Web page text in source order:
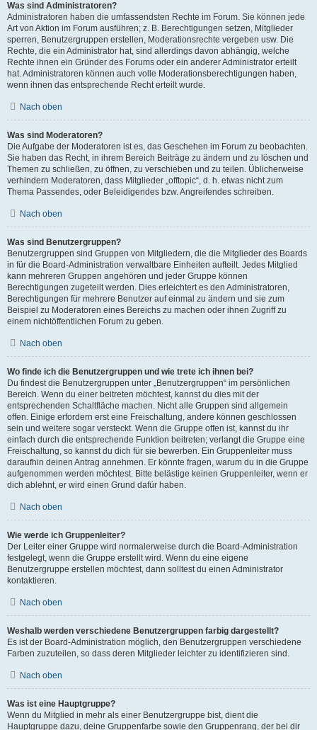
Was sind Administratoren?
Administratoren haben die umfassendsten Rechte im Forum. Sie können jede
Art von Aktion im Forum ausführen; z. B. Berechtigungen setzen, Mitglieder
sperren, Benutzergruppen erstellen, Moderationsrechte vergeben usw. Die
Rechte, die ein Administrator hat, sind allerdings davon abhängig, welche
Rechte ihnen ein Gründer des Forums oder ein anderer Administrator erteilt
hat. Administratoren können auch volle Moderationsberechtigungen haben,
wenn ihnen das entsprechende Recht erteilt wurde.
Nach oben
Was sind Moderatoren?
Die Aufgabe der Moderatoren ist es, das Geschehen im Forum zu beobachten.
Sie haben das Recht, in ihrem Bereich Beiträge zu ändern und zu löschen und
Themen zu schließen, zu öffnen, zu verschieben und zu teilen. Üblicherweise
verhindern Moderatoren, dass Mitglieder „offtopic“, d. h. etwas nicht zum
Thema Passendes, oder Beleidigendes bzw. Angreifendes schreiben.
Nach oben
Was sind Benutzergruppen?
Benutzergruppen sind Gruppen von Mitgliedern, die die Mitglieder des Boards
in für die Board-Administration verwaltbare Einheiten aufteilt. Jedes Mitglied
kann mehreren Gruppen angehören und jeder Gruppe können
Berechtigungen zugeteilt werden. Dies erleichtert es den Administratoren,
Berechtigungen für mehrere Benutzer auf einmal zu ändern und sie zum
Beispiel zu Moderatoren eines Bereichs zu machen oder ihnen Zugriff zu
einem nichtöffentlichen Forum zu geben.
Nach oben
Wo finde ich die Benutzergruppen und wie trete ich ihnen bei?
Du findest die Benutzergruppen unter „Benutzergruppen“ im persönlichen
Bereich. Wenn du einer beitreten möchtest, kannst du dies mit der
entsprechenden Schaltfläche machen. Nicht alle Gruppen sind allgemein
offen. Einige erfordern erst eine Freischaltung, andere können geschlossen
sein und weitere sogar versteckt. Wenn die Gruppe offen ist, kannst du ihr
einfach durch die entsprechende Funktion beitreten; verlangt die Gruppe eine
Freischaltung, so kannst du dich für sie bewerben. Ein Gruppenleiter muss
daraufhin deinen Antrag annehmen. Er könnte fragen, warum du in die Gruppe
aufgenommen werden möchtest. Bitte belästige keinen Gruppenleiter, wenn er
dich ablehnt, er wird einen Grund dafür haben.
Nach oben
Wie werde ich Gruppenleiter?
Der Leiter einer Gruppe wird normalerweise durch die Board-Administration
festgelegt, wenn die Gruppe erstellt wird. Wenn du eine eigene
Benutzergruppe erstellen möchtest, dann solltest du einen Administrator
kontaktieren.
Nach oben
Weshalb werden verschiedene Benutzergruppen farbig dargestellt?
Es ist der Board-Administration möglich, den Benutzergruppen verschiedene
Farben zuzuteilen, so dass deren Mitglieder leichter zu identifizieren sind.
Nach oben
Was ist eine Hauptgruppe?
Wenn du Mitglied in mehr als einer Benutzergruppe bist, dient die
Hauptgruppe dazu, deine Gruppenfarbe sowie den Gruppenrang, der bei dir